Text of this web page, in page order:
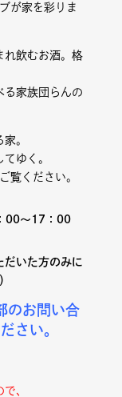
が家を彩りま
れ飲むお酒。格
る家族団らんの
。
ゆく。
覧ください。
00～17：00
だいた方のみに
のお問い合
さい。
、